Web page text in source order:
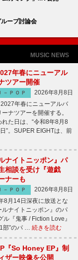
ープ討論会
MUSIC NEWS
年春にニューアル
ツアー開催
Ｊ－ＰＯＰ
2026年8月8日
年春にニューアルバ
ナツアーを開催する。
た日は、“令和8年8月8
”。SUPER EIGHTは、前
ナイトニッポン』パ
相談を受け『遊戯
ナーも
Ｊ－ＰＯＰ
2026年8月8日
月14日深夜に放送とな
ナイトニッポン』のパ
『鬼事 / Fiction Love』
部”のパ … 続きを読む
『So Honey EP』制
ザー映像を公開